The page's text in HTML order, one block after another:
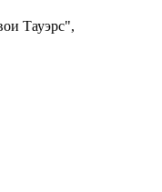
Тауэрс",